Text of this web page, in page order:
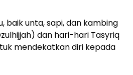
baik unta, sapi, dan kambing
dan hari-hari Tasyriq
mendekatkan diri kepada